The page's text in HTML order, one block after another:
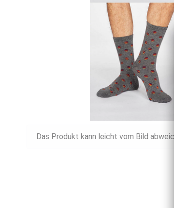
Das Produkt kann leicht vom Bild